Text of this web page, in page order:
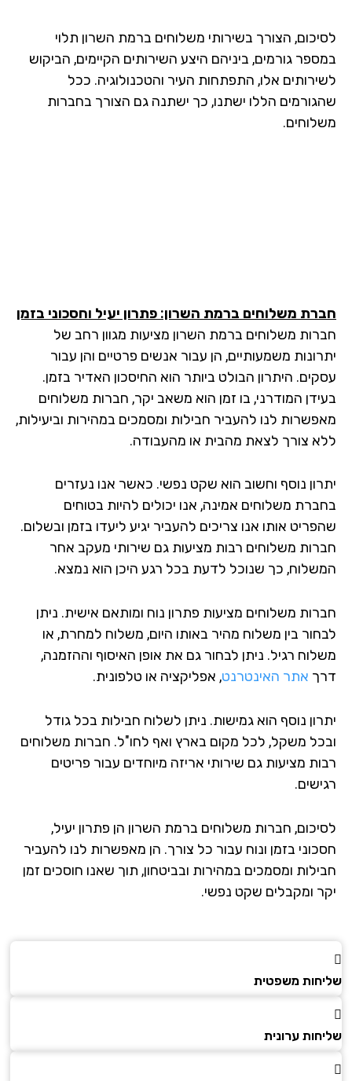
הצורך בשירותי משלוחים ברמת השרון תלוי
גורמים, ביניהם היצע השירותים הקיימים, הביקוש
אלו, התפתחות העיר והטכנולוגיה. ככל
הללו ישתנו, כך ישתנה גם הצורך בחברות
משלוחים ברמת השרון: פתרון יעיל וחסכוני בזמן
משלוחים ברמת השרון מציעות מגוון רחב של
משמעותיים, הן עבור אנשים פרטיים והן עבור
היתרון הבולט ביותר הוא החיסכון האדיר בזמן.
המודרני, בו זמן הוא משאב יקר, חברות משלוחים
לנו להעביר חבילות ומסמכים במהירות וביעילות,
צורך לצאת מהבית או מהעבודה.
נוסף וחשוב הוא שקט נפשי. כאשר אנו נעזרים
משלוחים אמינה, אנו יכולים להיות בטוחים
אותו אנו צריכים להעביר יגיע ליעדו בזמן ובשלום.
משלוחים רבות מציעות גם שירותי מעקב אחר
כך שנוכל לדעת בכל רגע היכן הוא נמצא.
משלוחים מציעות פתרון נוח ומותאם אישית. ניתן
בין משלוח מהיר באותו היום, משלוח למחרת, או
רגיל. ניתן לבחור גם את אופן האיסוף וההזמנה,
אתר האינטרנט, אפליקציה או טלפונית.
נוסף הוא גמישות. ניתן לשלוח חבילות בכל גודל
משקל, לכל מקום בארץ ואף לחו"ל. חברות משלוחים
מציעות גם שירותי אריזה מיוחדים עבור פריטים
חברות משלוחים ברמת השרון הן פתרון יעיל,
בזמן ונוח עבור כל צורך. הן מאפשרות לנו להעביר
ומסמכים במהירות ובביטחון, תוך שאנו חוסכים זמן
ומקבלים שקט נפשי.
משפטית
ערונית